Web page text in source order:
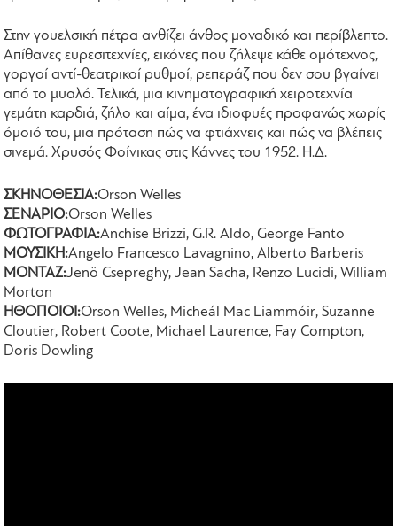
Στην γουελσική πέτρα ανθίζει άνθος μοναδικό και περίβλεπτο.
Απίθανες ευρεσιτεχνίες, εικόνες που ζήλεψε κάθε ομότεχνος,
γοργοί αντί-θεατρικοί ρυθμοί, ρεπεράζ που δεν σου βγαίνει
από το μυαλό. Τελικά, μια κινηματογραφική χειροτεχνία
γεμάτη καρδιά, ζήλο και αίμα, ένα ιδιοφυές προφανώς χωρίς
όμοιό του, μια πρόταση πώς να φτιάχνεις και πώς να βλέπεις
σινεμά. Χρυσός Φοίνικας στις Κάννες του 1952. Η.Δ.
ΣΚΗΝΟΘΕΣΙΑ:Orson Welles
ΣΕΝΑΡΙΟ:Orson Welles
ΦΩΤΟΓΡΑΦΙΑ:Anchise Brizzi, G.R. Aldo, George Fanto
ΜΟΥΣΙΚΗ:Angelo Francesco Lavagnino, Alberto Barberis
ΜΟΝΤΑΖ:Jenö Csepreghy, Jean Sacha, Renzo Lucidi, William
Morton
ΗΘΟΠΟΙΟΙ:Orson Welles, Micheál Mac Liammóir, Suzanne
Cloutier, Robert Coote, Michael Laurence, Fay Compton,
Doris Dowling